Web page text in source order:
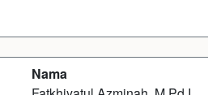
Nama